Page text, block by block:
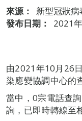
來源：
新型冠狀
發布日期：
2021
由2021年10月26
染應變協調中心的
當中，0宗電話查
詢，已即時轉線至